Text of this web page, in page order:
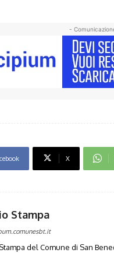
-
X
Stampa
del Comune di San